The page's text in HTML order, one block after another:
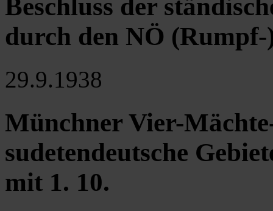
Beschluss der
durch den NÖ
29.9.1938
Münchner Vier-
sudetendeutsche
mit 1. 10.